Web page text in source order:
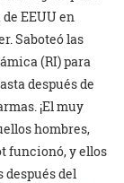
EEUU en
Saboteó las
(RI) para
después de
¡El muy
hombres,
funcionó, y ellos
después del